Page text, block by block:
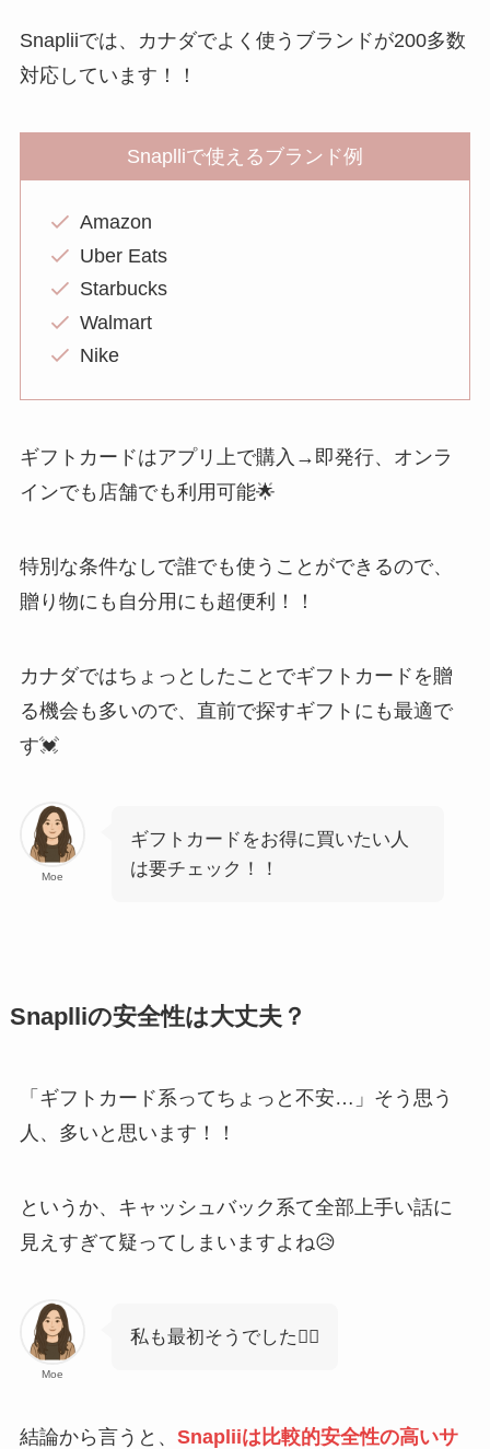
Snapliiでは、カナダでよく使うブランドが200多数
対応しています！！
Snaplliで使えるブランド例
Amazon
Uber Eats
Starbucks
Walmart
Nike
ギフトカードはアプリ上で購入→即発行、オンラ
インでも店舗でも利用可能🌟
特別な条件なしで誰でも使うことができるので、
贈り物にも自分用にも超便利！！
カナダではちょっとしたことでギフトカードを贈
る機会も多いので、直前で探すギフトにも最適で
す💓
Moe
ギフトカードをお得に買いたい人
は要チェック！！
Snaplliの安全性は大丈夫？
「ギフトカード系ってちょっと不安…」そう思う
人、多いと思います！！
というか、キャッシュバック系て全部上手い話に
見えすぎて疑ってしまいますよね😥
Moe
私も最初そうでした🙋‍♀️
結論から言うと、 Snapliiは比較的安全性の高いサ